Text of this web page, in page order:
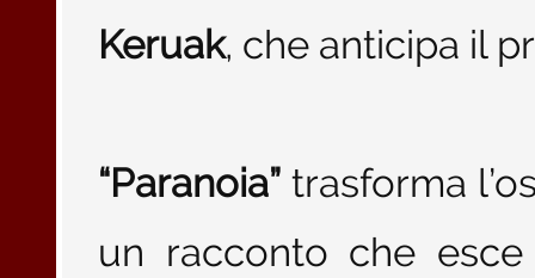
Keruak, che anticipa il
“Paranoia” trasforma
un racconto che